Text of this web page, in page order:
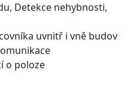
Detekce nehybnosti,
uvnitř i vně budov
o poloze